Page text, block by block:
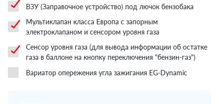
ВЗУ (Заправочное устройство) под лючок бензобака
Мультиклапан класса Европа с запорным
электроклапаном и сенсором уровня газа
Сенсор уровня газа (для вывода информации об остатке
газа в баллоне на кнопку переключения "бензин-газ")
Вариатор опережения угла зажигания EG-Dynamic